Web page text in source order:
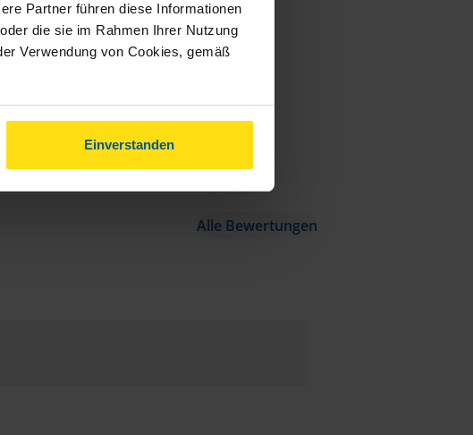
Partner führen diese Informationen
die sie im Rahmen Ihrer Nutzung
Verwendung von Cookies, gemäß
Einverstanden
Alle Bewertungen